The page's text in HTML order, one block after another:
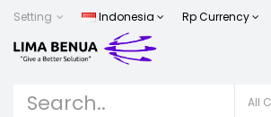
Setting Indonesia RpCurrency